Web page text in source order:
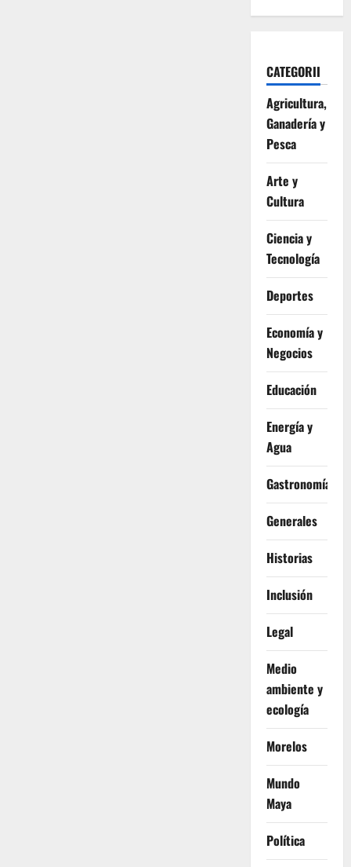
CATEGORII
Agricultura,
Ganadería y
Pesca
Arte y
Cultura
Ciencia y
Tecnología
Deportes
Economía y
Negocios
Educación
Energía y
Agua
Gastronomía
Generales
Historias
Inclusión
Legal
Medio
ambiente y
ecología
Morelos
Mundo
Maya
Política